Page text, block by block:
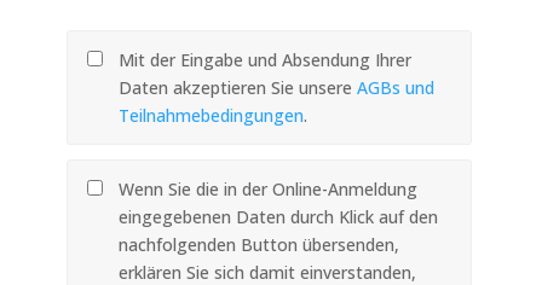
Mit der Eingabe und Absendung Ihrer
Daten akzeptieren Sie unsere AGBs und
Teilnahmebedingungen.
Wenn Sie die in der Online-Anmeldung
eingegebenen Daten durch Klick auf den
nachfolgenden Button übersenden,
erklären Sie sich damit einverstanden,